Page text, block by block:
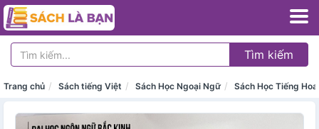
Tìm kiếm
Trang chủ Sách tiếng Việt Sách Học Ngoại Ngữ Sách Học Tiếng Hoa